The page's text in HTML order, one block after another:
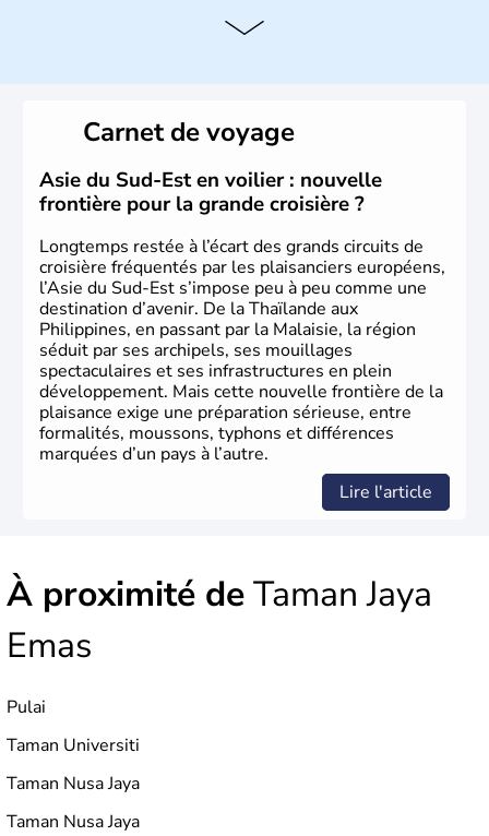
Histoire et administration
constituent son territoire. C'est l'un des « tigres » de la
région, passant en quelques années de « pays en voie de
développement » à « pays développé », riche de ses 27
millions d'habitants. La religion dominante est l'Islam.
Carnet de voyage
Asie du Sud-Est en voilier : nouvelle
frontière pour la grande croisière ?
Longtemps restée à l’écart des grands circuits de
croisière fréquentés par les plaisanciers européens,
l’Asie du Sud-Est s’impose peu à peu comme une
destination d’avenir. De la Thaïlande aux
Philippines, en passant par la Malaisie, la région
séduit par ses archipels, ses mouillages
spectaculaires et ses infrastructures en plein
développement. Mais cette nouvelle frontière de la
plaisance exige une préparation sérieuse, entre
formalités, moussons, typhons et différences
marquées d’un pays à l’autre.
Lire l'article
À proximité deTaman Jaya
Emas
Pulai
Taman Universiti
Taman Nusa Jaya
Taman Nusa Jaya